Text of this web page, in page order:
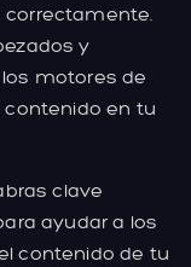
correctamente.
y
motores de
en tu
clave
ayudar a los
contenido de tu